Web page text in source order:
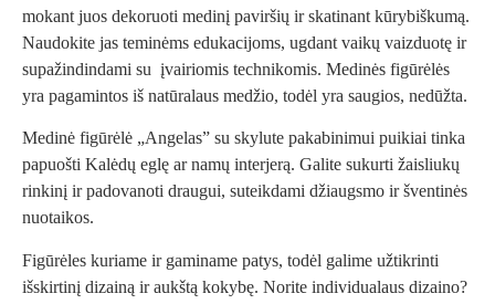
mokant juos dekoruoti medinį paviršių ir skatinant kūrybiškumą.
Naudokite jas teminėms edukacijoms, ugdant vaikų vaizduotę ir
supažindindami su įvairiomis technikomis. Medinės figūrėlės
yra pagamintos iš natūralaus medžio, todėl yra saugios, nedūžta.
Medinė figūrėlė „Angelas” su skylute pakabinimui puikiai tinka
papuošti Kalėdų eglę ar namų interjerą. Galite sukurti žaisliukų
rinkinį ir padovanoti draugui, suteikdami džiaugsmo ir šventinės
nuotaikos.
Figūrėles kuriame ir gaminame patys, todėl galime užtikrinti
išskirtinį dizainą ir aukštą kokybę. Norite individualaus dizaino?